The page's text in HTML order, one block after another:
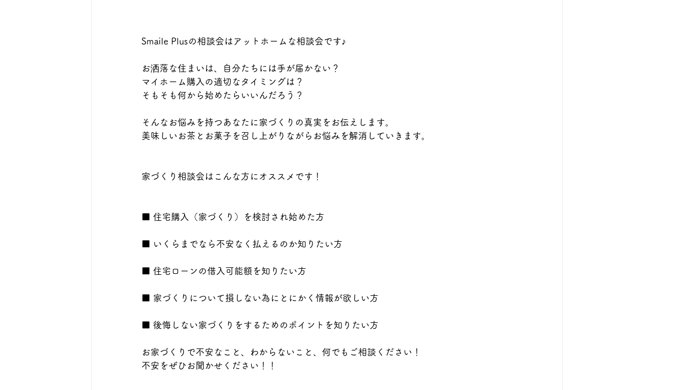
Smaile Plusの相談会はアットホームな相談会です♪
お洒落な住まいは、自分たちには手が届かない？
マイホーム購入の適切なタイミングは？
そもそも何から始めたらいいんだろう？
そんなお悩みを持つあなたに家づくりの真実をお伝えします。
美味しいお茶とお菓子を召し上がりながらお悩みを解消していきます。
家づくり相談会はこんな方にオススメです！
■ 住宅購入（家づくり）を検討され始めた方
■ いくらまでなら不安なく払えるのか知りたい方
■ 住宅ローンの借入可能額を知りたい方
■ 家づくりについて損しない為にとにかく情報が欲しい方
■ 後悔しない家づくりをするためのポイントを知りたい方
お家づくりで不安なこと、わからないこと、何でもご相談ください！
不安をぜひお聞かせください！！